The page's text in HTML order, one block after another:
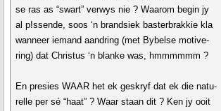
se ras as “swart” verwys nie ? Waarom begin jy
al p!ssende, soos ‘n brandsiek basterbrakkie kla
wanneer iemand aandring (met Bybelse motive-
ring) dat Christus ‘n blanke was, hmmmmmm ?
En presies WAAR het ek geskryf dat ek die natu-
relle per sé “haat” ? Waar staan dit ? Ken jy ooit